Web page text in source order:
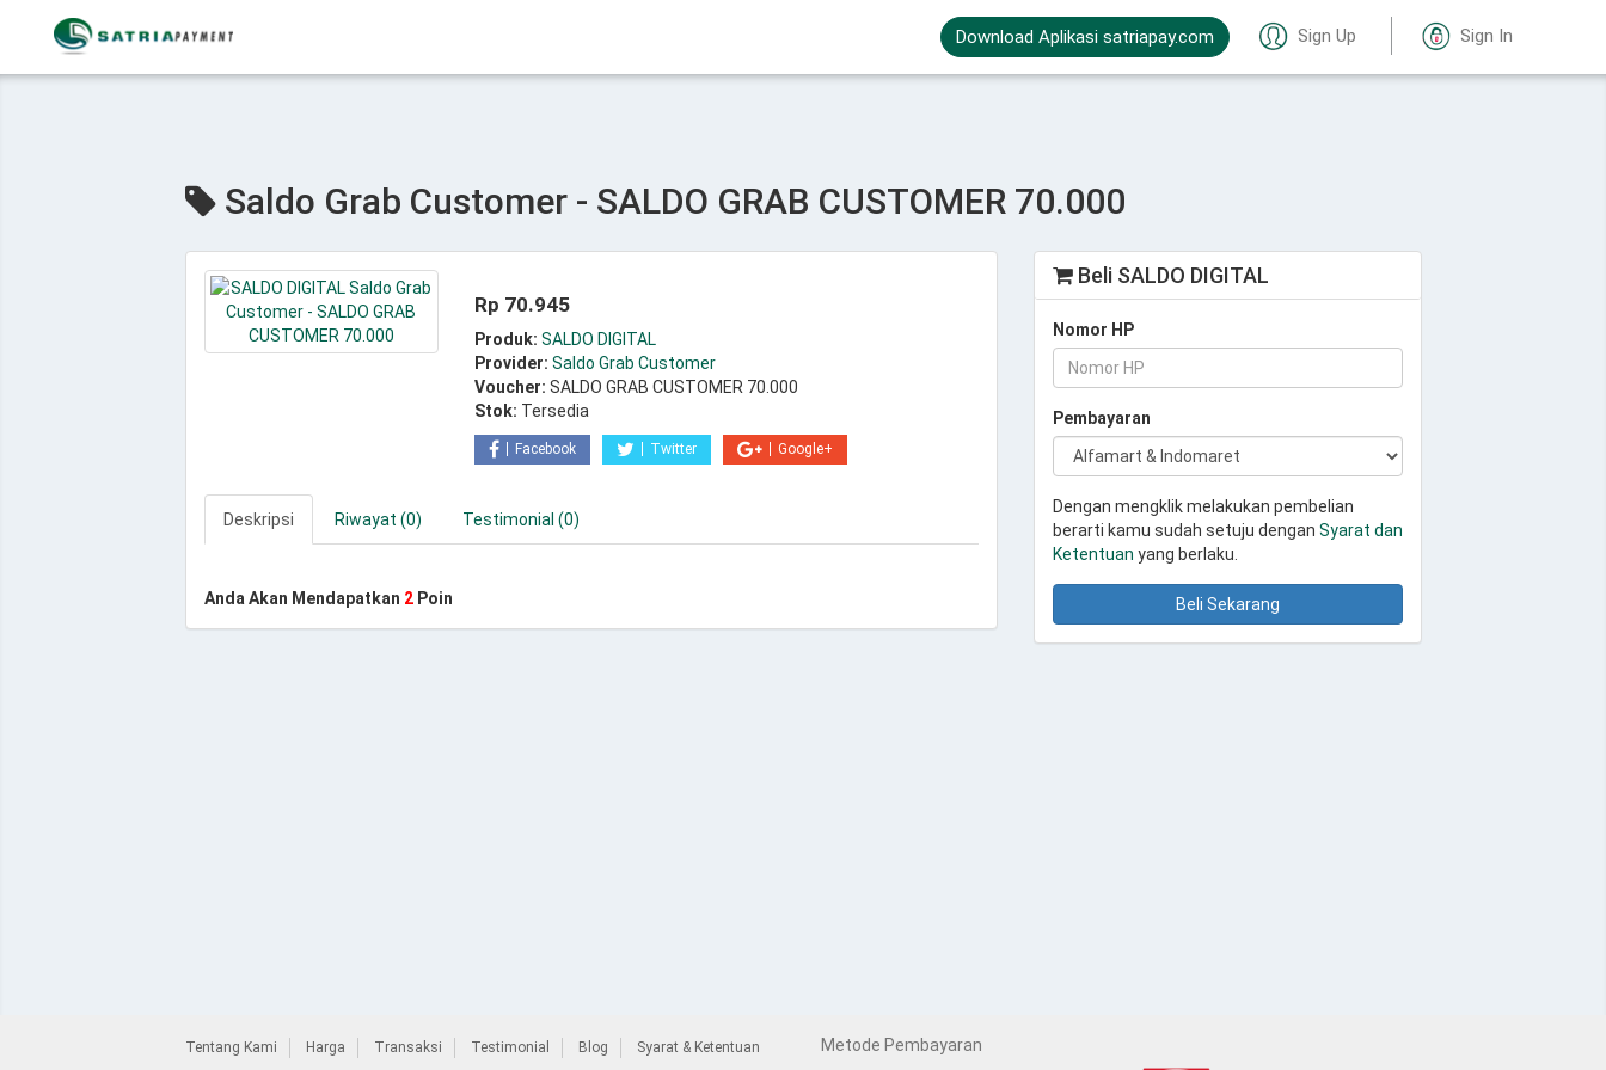
Download Aplikasi satriapay.com Sign Up Sign In
Saldo Grab Customer - SALDO GRAB CUSTOMER 70.000
Rp 70.945
Produk: SALDO DIGITAL
Provider: Saldo Grab Customer
Voucher: SALDO GRAB CUSTOMER 70.000
Stok: Tersedia
Facebook Twitter Google+
Deskripsi Riwayat (0) Testimonial (0)
Anda Akan Mendapatkan 2Poin
Beli SALDO DIGITAL
Nomor HP
Pembayaran
Dengan mengklik melakukan pembelian
berarti kamu sudah setuju dengan Syarat dan
Ketentuan yang berlaku.
Beli Sekarang
Tentang Kami Harga Transaksi Testimonial Blog Syarat & Ketentuan Metode Pembayaran